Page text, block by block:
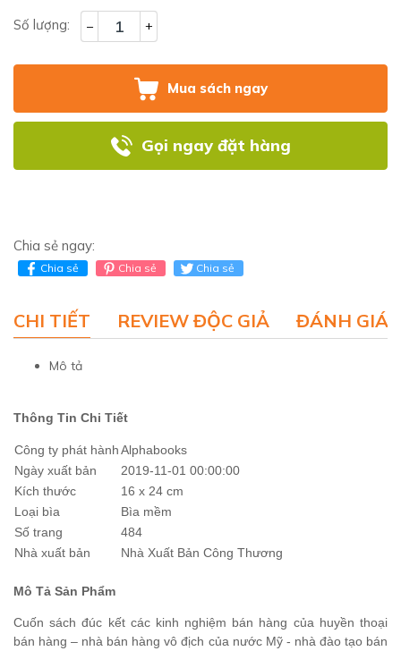
Số lượng: – +
Mua sách ngay
Gọi ngay đặt hàng
Chia sẻ ngay:
Chia sẻ Chia sẻ Chia sẻ
CHI TIẾT REVIEW ĐỘC GIẢ ĐÁNH GIÁ
Mô tả
Thông Tin Chi Tiết
Công ty phát hànhAlphabooks
Ngày xuất bản
2019-11-01 00:00:00
Kích thước
16 x 24 cm
Loại bìa
Bìa mềm
Số trang
484
Nhà xuất bản
Nhà Xuất Bản Công Thương
Mô Tả Sản Phẩm
Cuốn sách đúc kết các kinh nghiệm bán hàng của huyền thoại
bán hàng – nhà bán hàng vô địch của nước Mỹ - nhà đào tạo bán